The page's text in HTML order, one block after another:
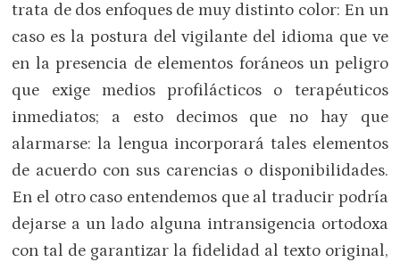
trata de dos enfoques de muy distinto color: En un
caso es la postura del vigilante del idioma que ve
en la presencia de elementos foráneos un peligro
que exige medios profilácticos o terapéuticos
inmediatos; a esto decimos que no hay que
alarmarse: la lengua incorporará tales elementos
de acuerdo con sus carencias o disponibilidades.
En el otro caso entendemos que al traducir podría
dejarse a un lado alguna intransigencia ortodoxa
con tal de garantizar la fidelidad al texto original,